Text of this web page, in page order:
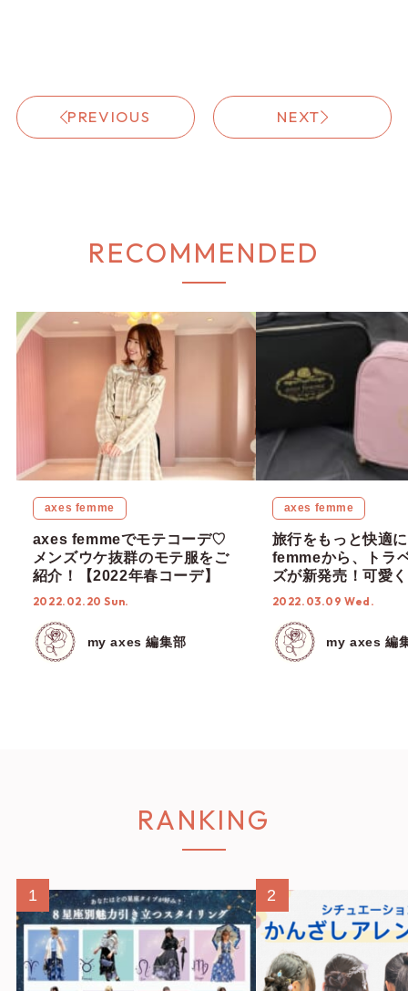
PREVIOUS NEXT
RECOMMENDED
axes femme
axes femmeでモテコーデ♡
メンズウケ抜群のモテ服をご
紹介！【2022年春コーデ】
2022.02.20 Sun.
my axes 編集部
axes femme
旅行をもっと快適
femmeから、トラ
ズが新発売！可愛
トラベルグッズで
2022.03.09 Wed.
my axes 編
RANKING
1 2